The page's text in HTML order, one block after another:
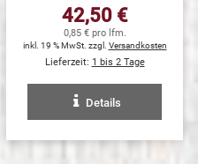
42,50 €
0,85 € pro lfm.
inkl. 19 % MwSt. zzgl. Versandkosten
Lieferzeit: 1 bis 2 Tage
Details